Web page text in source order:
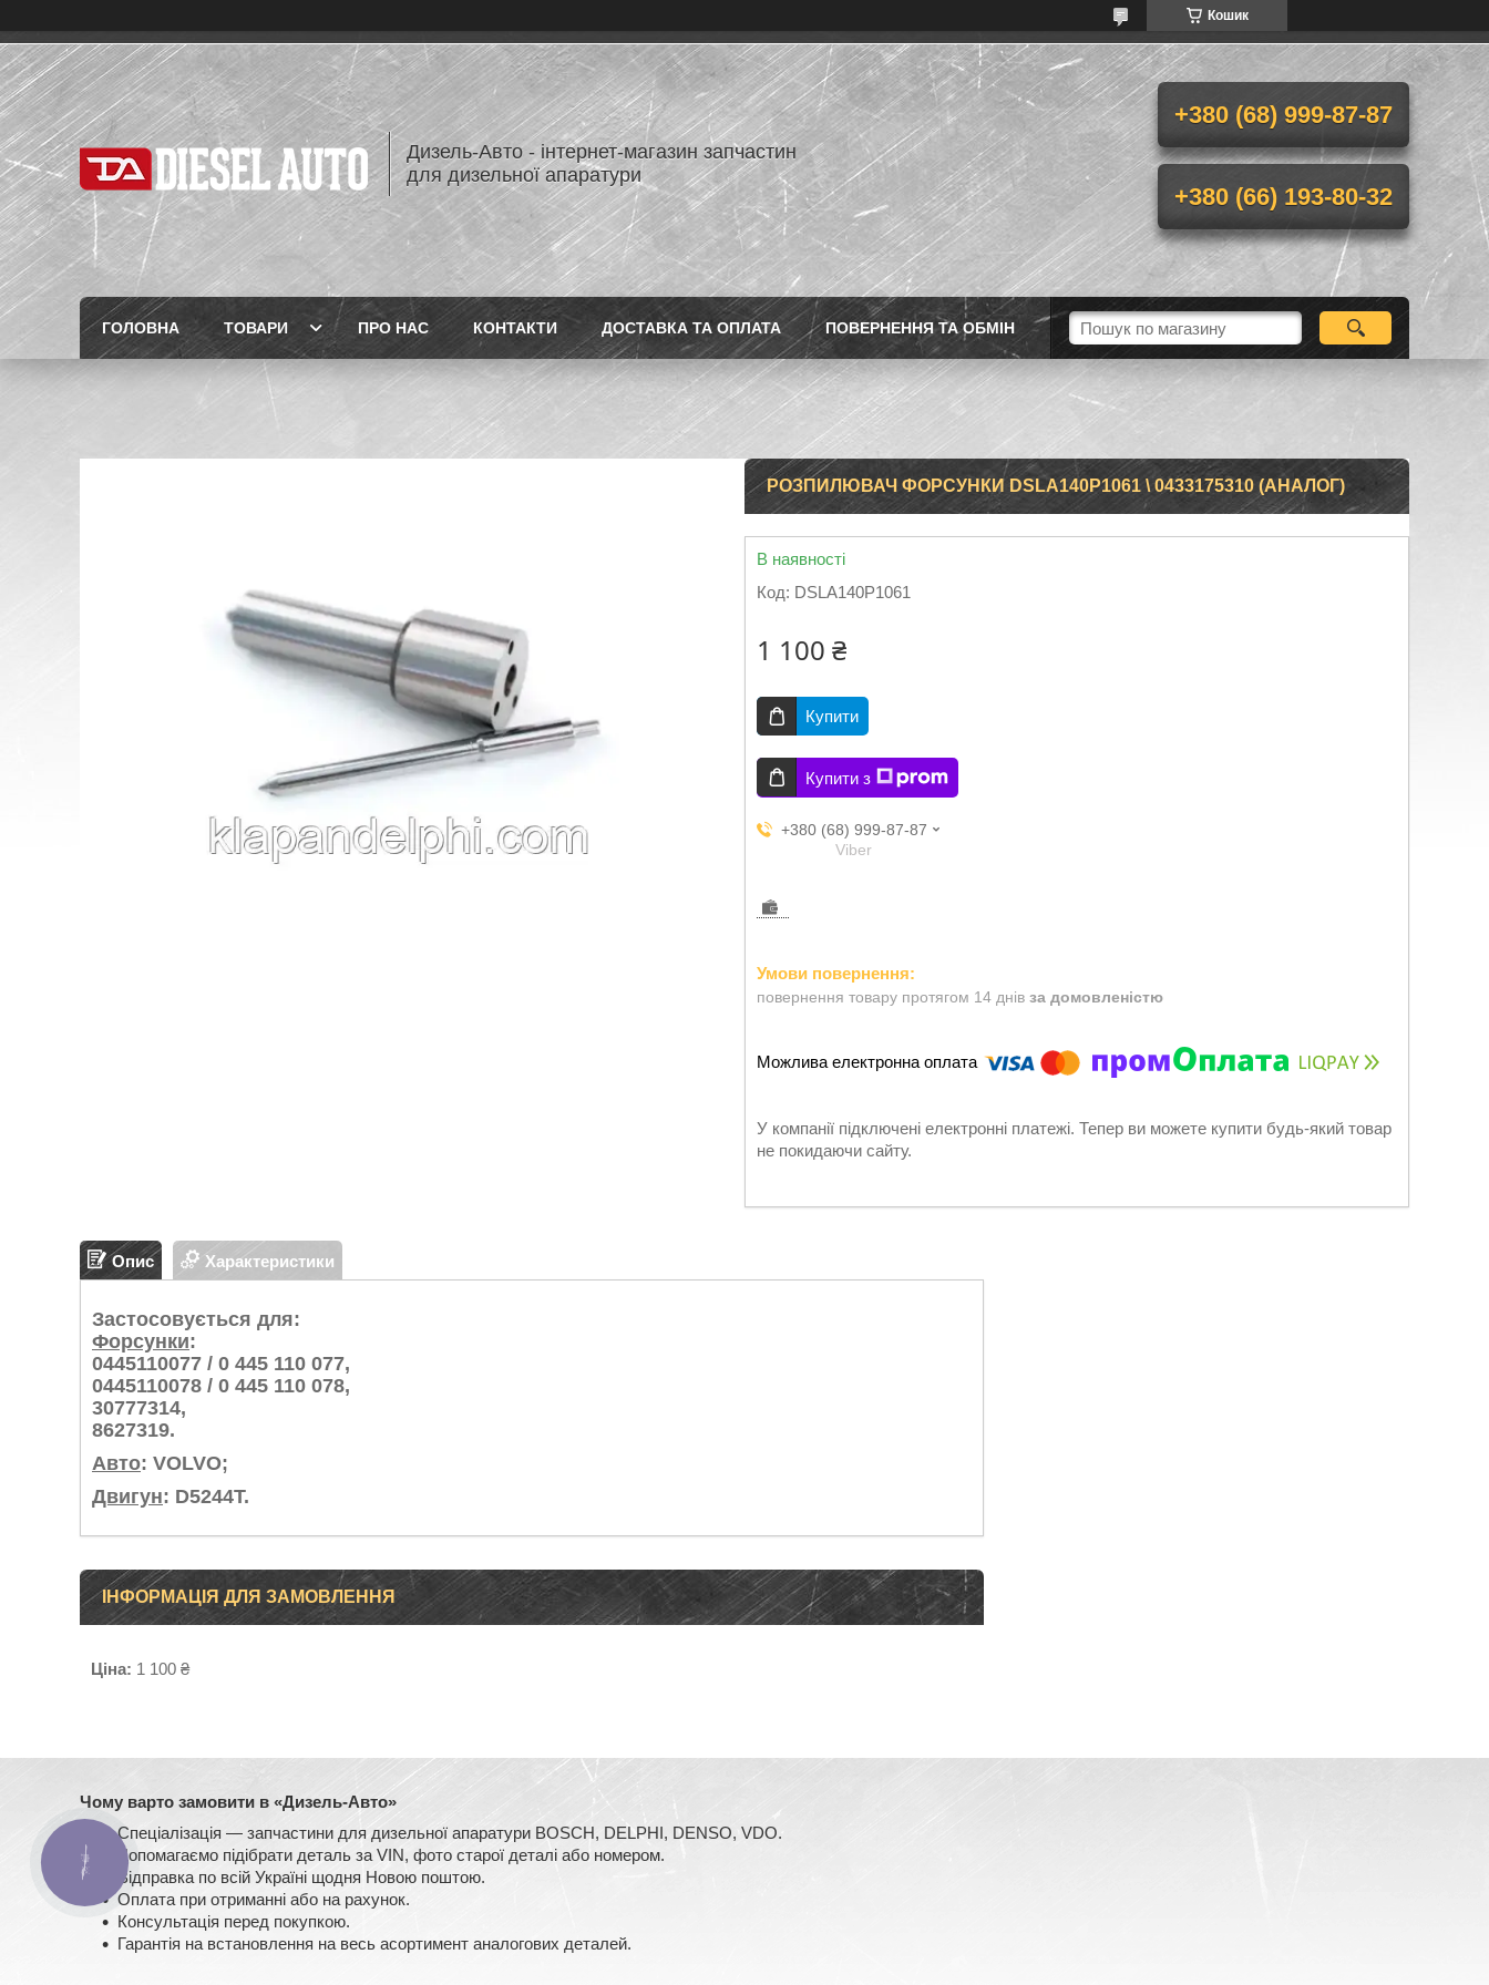
Кошик
Дизель-Авто - інтернет-магазин запчастин
для дизельної апаратури
+380 (68) 999-87-87
+380 (66) 193-80-32
ГОЛОВНА ТОВАРИ ПРО НАС КОНТАКТИ ДОСТАВКА ТА ОПЛАТА ПОВЕРНЕННЯ ТА ОБМІН
РОЗПИЛЮВАЧ ФОРСУНКИ DSLA140P1061 \ 0433175310 (АНАЛОГ)
В наявності
Код: DSLA140P1061
1 100 ₴
Купити
Купити з
+380 (68) 999-87-87
Viber
повернення товару протягом 14 днів за домовленістю
У компанії підключені електронні платежі. Тепер ви можете купити будь-який товар
не покидаючи сайту.
Опис Характеристики
Застосовується для:
Форсунки:
0445110077 / 0 445 110 077,
0445110078 / 0 445 110 078,
30777314,
8627319.
Авто: VOLVO;
Двигун: D5244T.
ІНФОРМАЦІЯ ДЛЯ ЗАМОВЛЕННЯ
Ціна: 1 100 ₴
Чому варто замовити в «Дизель-Авто»
Спеціалізація — запчастини для дизельної апаратури BOSCH, DELPHI, DENSO, VDO.
Допомагаємо підібрати деталь за VIN, фото старої деталі або номером.
Відправка по всій Україні щодня Новою поштою.
Оплата при отриманні або на рахунок.
Консультація перед покупкою.
Гарантія на встановлення на весь асортимент аналогових деталей.
КНОПКА
ЗВ'ЯЗКУ